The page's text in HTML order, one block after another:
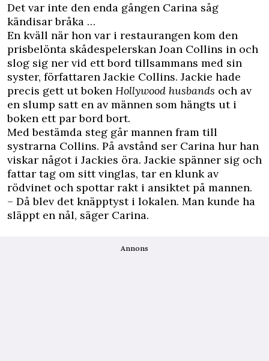
Det var inte den enda gången Carina såg
kändisar bråka …
En kväll när hon var i restaurangen kom den
prisbelönta skådespelerskan Joan Collins in och
slog sig ner vid ett bord tillsammans med sin
syster, författaren Jackie Collins. Jackie hade
precis gett ut boken Hollywood husbands och av
en slump satt en av männen som hängts ut i
boken ett par bord bort.
Med bestämda steg går mannen fram till
systrarna Collins. På avstånd ser Carina hur han
viskar något i Jackies öra. Jackie spänner sig och
fattar tag om sitt vinglas, tar en klunk av
rödvinet och spottar rakt i ansiktet på mannen.
– Då blev det knäpptyst i lokalen. Man kunde ha
släppt en nål, säger Carina.
Annons